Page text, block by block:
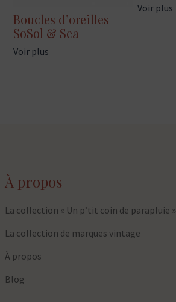
Boucles d’oreilles
SoSol & Sea
Voir plus
Voir plus
À propos
La collection « Un p’tit coin de parapluie »
La collection de marques vintage
À propos
Blog